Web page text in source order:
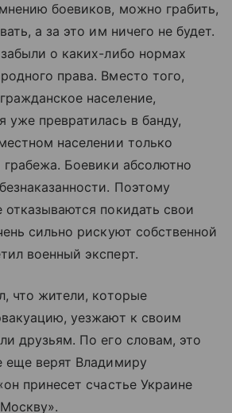
боевиков, можно грабить,
а за это им ничего не будет.
о каких-либо нормах
права. Вместо того,
население,
уже превратилась в банду,
населении только
грабежа. Боевики абсолютно
Поэтому
покидать свои
сильно рискуют собственной
военный эксперт.
что жители, которые
уезжают к своим
друзьям. По его словам, это
еще верят Владимиру
принесет счастье Украине